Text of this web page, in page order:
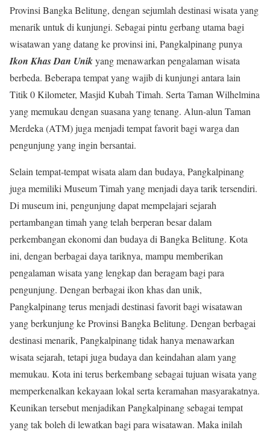
Provinsi Bangka Belitung, dengan sejumlah destinasi wisata yang
menarik untuk di kunjungi. Sebagai pintu gerbang utama bagi
wisatawan yang datang ke provinsi ini, Pangkalpinang punya
Ikon Khas Dan Unikyang menawarkan pengalaman wisata
berbeda. Beberapa tempat yang wajib di kunjungi antara lain
Titik 0 Kilometer, Masjid Kubah Timah. Serta Taman Wilhelmina
yang memukau dengan suasana yang tenang. Alun-alun Taman
Merdeka (ATM) juga menjadi tempat favorit bagi warga dan
pengunjung yang ingin bersantai.
Selain tempat-tempat wisata alam dan budaya, Pangkalpinang
juga memiliki Museum Timah yang menjadi daya tarik tersendiri.
Di museum ini, pengunjung dapat mempelajari sejarah
pertambangan timah yang telah berperan besar dalam
perkembangan ekonomi dan budaya di Bangka Belitung. Kota
ini, dengan berbagai daya tariknya, mampu memberikan
pengalaman wisata yang lengkap dan beragam bagi para
pengunjung. Dengan berbagai ikon khas dan unik,
Pangkalpinang terus menjadi destinasi favorit bagi wisatawan
yang berkunjung ke Provinsi Bangka Belitung. Dengan berbagai
destinasi menarik, Pangkalpinang tidak hanya menawarkan
wisata sejarah, tetapi juga budaya dan keindahan alam yang
memukau. Kota ini terus berkembang sebagai tujuan wisata yang
memperkenalkan kekayaan lokal serta keramahan masyarakatnya.
Keunikan tersebut menjadikan Pangkalpinang sebagai tempat
yang tak boleh di lewatkan bagi para wisatawan. Maka inilah